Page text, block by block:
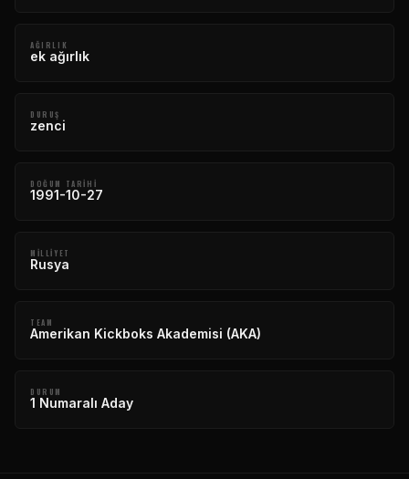
AĞIRLIK
ek ağırlık
DURUŞ
zenci
DOĞUM TARIHI
1991-10-27
MILLIYET
Rusya
TEAM
Amerikan Kickboks Akademisi (AKA)
DURUM
1 Numaralı Aday